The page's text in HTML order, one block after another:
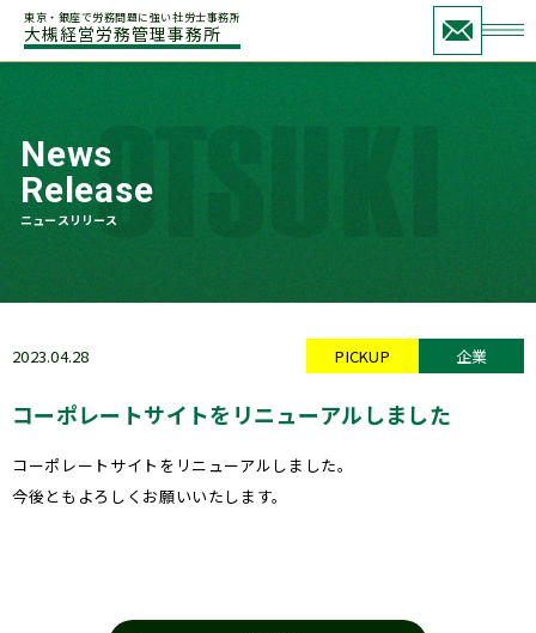
東京・銀座で労務問題に強い社労士事務所
大槻経営労務管理事務所
News
Release
ニュースリリース
2023.04.28 PICKUP 企業
コーポレートサイトをリニューアルしました
コーポレートサイトをリニューアルしました。
今後ともよろしくお願いいたします。